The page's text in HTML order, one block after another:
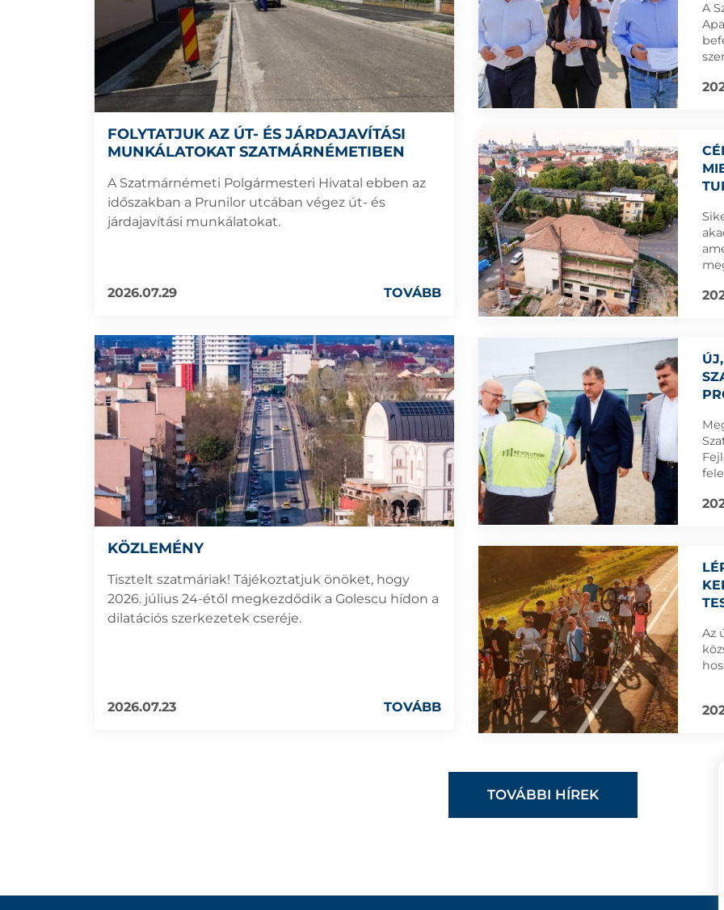
FOLYTATJUK AZ ÚT- ÉS JÁRDAJAVÍTÁSI
MUNKÁLATOKAT SZATMÁRNÉMETIBEN
A Szatmárnémeti Polgármesteri Hivatal ebben az
időszakban a Prunilor utcában végez út- és
járdajavítási munkálatokat.
2026.07.29 TOVÁBB
KÖZLEMÉNY
Tisztelt szatmáriak! Tájékoztatjuk önöket, hogy
2026. július 24-étől megkezdődik a Golescu hídon a
dilatációs szerkezetek cseréje.
2026.07.23 TOVÁBB
A
Az
TOVÁBBI HÍREK